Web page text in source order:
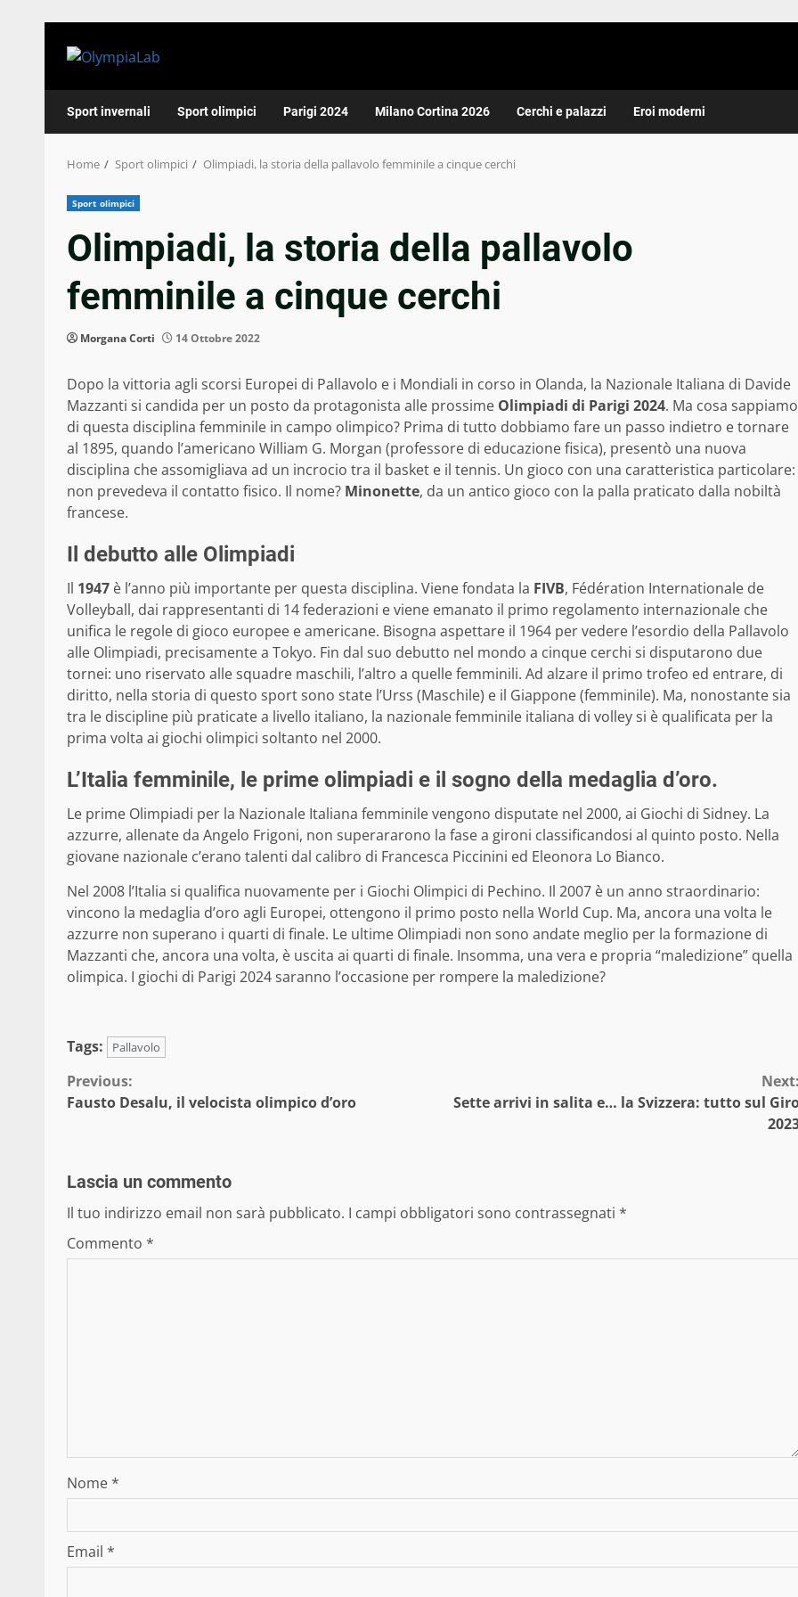
Sport invernali Sport olimpici Parigi 2024 Milano Cortina 2026 Cerchi e palazzi Eroi moderni
Home Sport olimpici Olimpiadi, la storia della pallavolo femminile a cinque cerchi
Sport olimpici
Olimpiadi, la storia della pallavolo
femminile a cinque cerchi
Morgana Corti 14 Ottobre 2022
Dopo la vittoria agli scorsi Europei di Pallavolo e i Mondiali in corso in Olanda, la Nazionale Italiana di Davide
Mazzanti si candida per un posto da protagonista alle prossime Olimpiadi di Parigi 2024. Ma cosa sappiamo
di questa disciplina femminile in campo olimpico? Prima di tutto dobbiamo fare un passo indietro e tornare
al 1895, quando l’americano William G. Morgan (professore di educazione fisica), presentò una nuova
disciplina che assomigliava ad un incrocio tra il basket e il tennis. Un gioco con una caratteristica particolare:
non prevedeva il contatto fisico. Il nome? Minonette, da un antico gioco con la palla praticato dalla nobiltà
francese.
Il debutto alle Olimpiadi
Il 1947 è l’anno più importante per questa disciplina. Viene fondata la FIVB, Fédération Internationale de
Volleyball, dai rappresentanti di 14 federazioni e viene emanato il primo regolamento internazionale che
unifica le regole di gioco europee e americane. Bisogna aspettare il 1964 per vedere l’esordio della Pallavolo
alle Olimpiadi, precisamente a Tokyo. Fin dal suo debutto nel mondo a cinque cerchi si disputarono due
tornei: uno riservato alle squadre maschili, l’altro a quelle femminili. Ad alzare il primo trofeo ed entrare, di
diritto, nella storia di questo sport sono state l’Urss (Maschile) e il Giappone (femminile). Ma, nonostante sia
tra le discipline più praticate a livello italiano, la nazionale femminile italiana di volley si è qualificata per la
prima volta ai giochi olimpici soltanto nel 2000.
L’Italia femminile, le prime olimpiadi e il sogno della medaglia d’oro.
Le prime Olimpiadi per la Nazionale Italiana femminile vengono disputate nel 2000, ai Giochi di Sidney. La
azzurre, allenate da Angelo Frigoni, non superararono la fase a gironi classificandosi al quinto posto. Nella
giovane nazionale c’erano talenti dal calibro di Francesca Piccinini ed Eleonora Lo Bianco.
Nel 2008 l’Italia si qualifica nuovamente per i Giochi Olimpici di Pechino. Il 2007 è un anno straordinario:
vincono la medaglia d’oro agli Europei, ottengono il primo posto nella World Cup. Ma, ancora una volta le
azzurre non superano i quarti di finale. Le ultime Olimpiadi non sono andate meglio per la formazione di
Mazzanti che, ancora una volta, è uscita ai quarti di finale. Insomma, una vera e propria “maledizione” quella
olimpica. I giochi di Parigi 2024 saranno l’occasione per rompere la maledizione?
Tags: Pallavolo
Continue
Previous:
Fausto Desalu, il velocista olimpico d’oro
Next:
Sette arrivi in salita e… la Svizzera: tutto sul
Lascia un commento
Il tuo indirizzo email non sarà pubblicato. I campi obbligatori sono contrassegnati *
Commento *
Nome*
Email *